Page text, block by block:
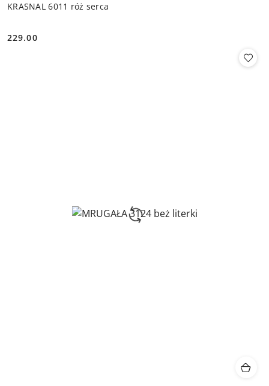
KRASNAL 6011 róż serca
Cena:
229.00